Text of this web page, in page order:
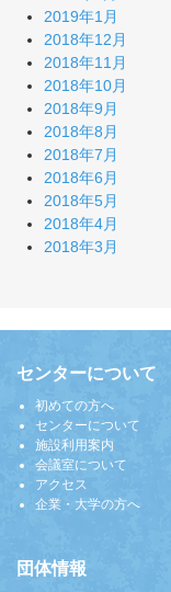
2019年1月
2018年12月
2018年11月
2018年10月
2018年9月
2018年8月
2018年7月
2018年6月
2018年5月
2018年4月
2018年3月
センターについて
初めての方へ
センターについて
施設利用案内
会議室について
アクセス
企業・大学の方へ
団体情報